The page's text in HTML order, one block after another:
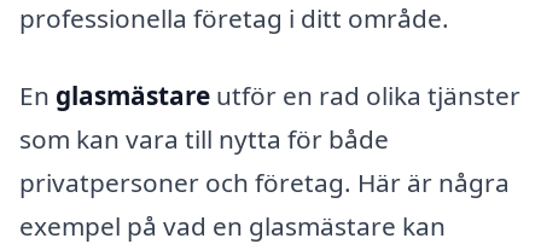
professionella företag i ditt område.
En glasmästare utför en rad olika tjänster
som kan vara till nytta för både
privatpersoner och företag. Här är några
exempel på vad en glasmästare kan